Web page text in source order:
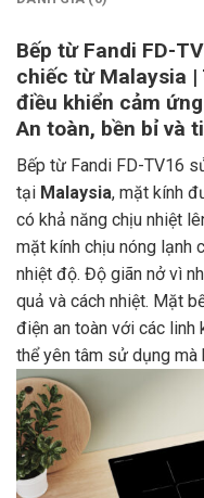
Bếp từ Fandi FD-
chiếc từ Malaysia |
điều khiển cảm
An toàn, bền bỉ và
Bếp từ Fandi FD-TV16
tại Malaysia, mặt kính
có khả năng chịu nhiệt
mặt kính chịu nóng lạnh
nhiệt độ. Độ giãn nở vì
quả và cách nhiệt. Mặt
điện an toàn với các linh
thể yên tâm sử dụng